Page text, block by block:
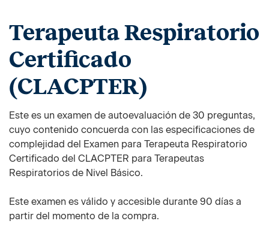
Terapeuta Respiratorio
Certificado
(CLACPTER)
Este es un examen de autoevaluación de 30 preguntas,
cuyo contenido concuerda con las especificaciones de
complejidad del Examen para Terapeuta Respiratorio
Certificado del CLACPTER para Terapeutas
Respiratorios de Nivel Básico.
Este examen es válido y accesible durante 90 días a
partir del momento de la compra.